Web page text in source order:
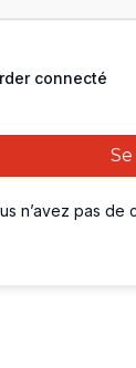
connecté
n’avez pas de